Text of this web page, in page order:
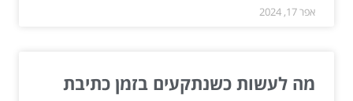
אפר 17, 2024
מה לעשות כשנתקעים בזמן כתיבת